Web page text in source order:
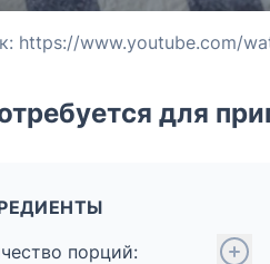
https://www.youtube.com/
для
порций: